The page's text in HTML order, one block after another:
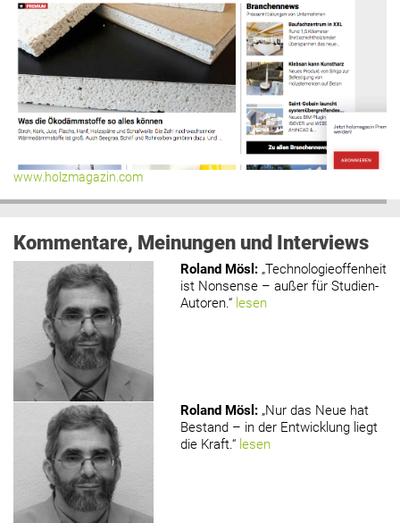
www.holzmagazin.com
Kommentare, Meinungen und Interviews
Roland Mösl : „Technologieoffenheit
ist Nonsense – außer für Studien-
Autoren.“ lesen
Roland Mösl : „Nur das Neue hat
Bestand – in der Entwicklung liegt
die Kraft.“ lesen